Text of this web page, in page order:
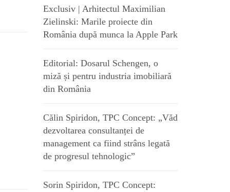
Exclusiv | Arhitectul Maximilian
Zielinski: Marile proiecte din
România după munca la Apple Park
Editorial: Dosarul Schengen, o
miză și pentru industria imobiliară
din România
Călin Spiridon, TPC Concept: „Văd
dezvoltarea consultanței de
management ca fiind strâns legată
de progresul tehnologic”
Sorin Spiridon, TPC Concept: